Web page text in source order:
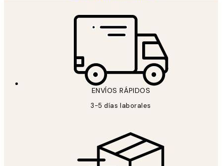
ENVÍOS RÁPIDOS
3-5 días laborales